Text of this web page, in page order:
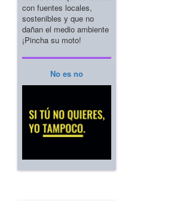
con fuentes locales,
sostenibles y que no
dañan el medio ambiente
¡Pincha su moto!
No es no